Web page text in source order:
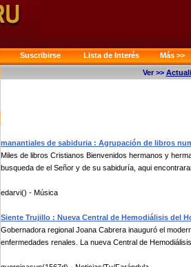
Suscribirse Lista de Interés
Más >>
Ver >>
manantiales de sabiduria : Agrupación de libros
Miles de libros Cristianos Bienvenidos hermanos y
busqueda de el Señor y de su sabiduría, aqui
edarvi() - Música
Siente Trujillo : Nueva Central de Hemodiálisis del
Gobernadora regional Joana Cabrera inauguró el
enfermedades renales. La nueva Central de